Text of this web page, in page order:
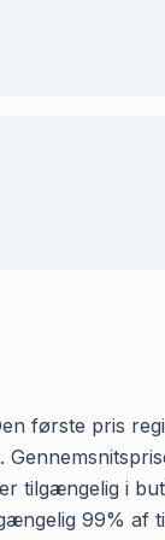
første pris
tilgængelig i
99%